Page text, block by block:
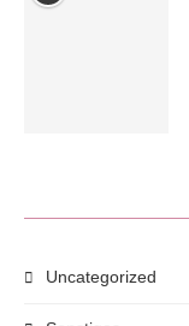
Uncategorized